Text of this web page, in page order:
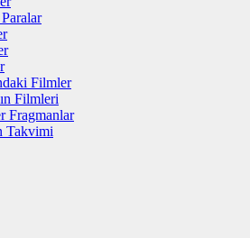
Filmler
Filmleri
Fragmanlar
Takvimi